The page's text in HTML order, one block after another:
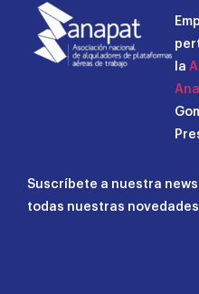
la
Suscríbete a nuestra
todas nuestras novedades